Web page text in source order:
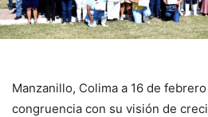
Manzanillo, Colima a 16 de
congruencia con su visión de